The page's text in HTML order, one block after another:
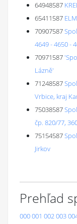
64948587
65411587
70907587
4649 - 4650 -
70971587
Lázně'
71248587
Vrbice, kraj
75038587
čp. 820/77,
75154587
Jirkov
Prehľad
000001 002003